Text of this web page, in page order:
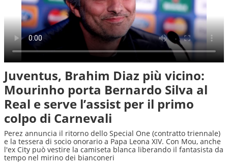
Juventus, Brahim Diaz più vicino:
Mourinho porta Bernardo Silva al
Real e serve l’assist per il primo
colpo di Carnevali
Perez annuncia il ritorno dello Special One (contratto triennale)
e la tessera di socio onorario a Papa Leona XIV. Con Mou, anche
l'ex City può vestire la camiseta blanca liberando il fantasista da
tempo nel mirino dei bianconeri